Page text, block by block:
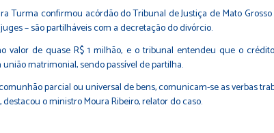
Turma confirmou acórdão do Tribunal de Justiça de Mato
– são partilháveis com a decretação do divórcio.
valor de quase R$ 1 milhão, e o tribunal entendeu que o
matrimonial, sendo passível de partilha.
parcial ou universal de bens, comunicam-se as verbas
o ministro Moura Ribeiro, relator do caso.